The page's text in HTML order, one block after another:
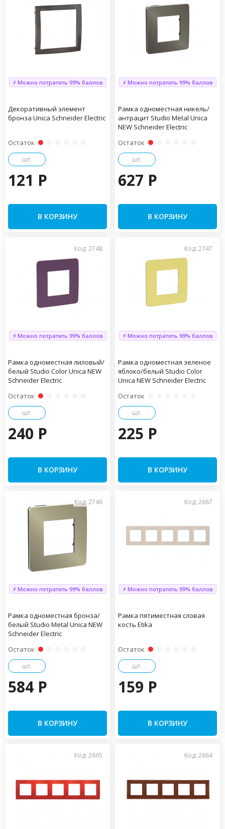
⚡ Можно потратить 99% баллов
Декоративный элемент
бронза Unica Schneider Electric
Остаток
шт.
121 P
В КОРЗИНУ
⚡ Можно потратить 99% баллов
Рамка одноместная никель/
антрацит Studio Metal Unica
NEW Schneider Electric
Остаток
шт.
627 P
В КОРЗИНУ
Код: 2748
⚡ Можно потратить 99% баллов
Рамка одноместная лиловый/
белый Studio Color Unica NEW
Schneider Electric
Остаток
шт.
240 P
В КОРЗИНУ
Код: 2747
⚡ Можно потратить 99% баллов
Рамка одноместная зеленое
яблоко/белый Studio Color
Unica NEW Schneider Electric
Остаток
шт.
225 P
В КОРЗИНУ
Код: 2746
⚡ Можно потратить 99% баллов
Рамка одноместная бронза/
белый Studio Metal Unica NEW
Schneider Electric
Остаток
шт.
584 P
В КОРЗИНУ
Код: 2667
⚡ Можно потратить 99% баллов
Рамка пятиместная словая
кость Etika
Остаток
шт.
159 P
В КОРЗИНУ
Код: 2665 Код: 2664